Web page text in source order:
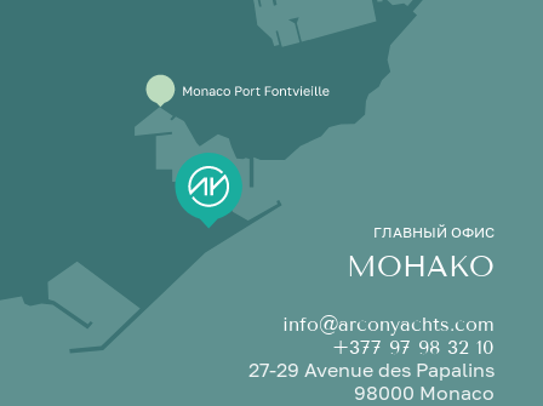
ГЛАВНЫЙ ОФИС
МОНАКО
info@arconyachts.com
+377 97 98 32 10
27-29 Avenue des Papalins
98000 Monaco